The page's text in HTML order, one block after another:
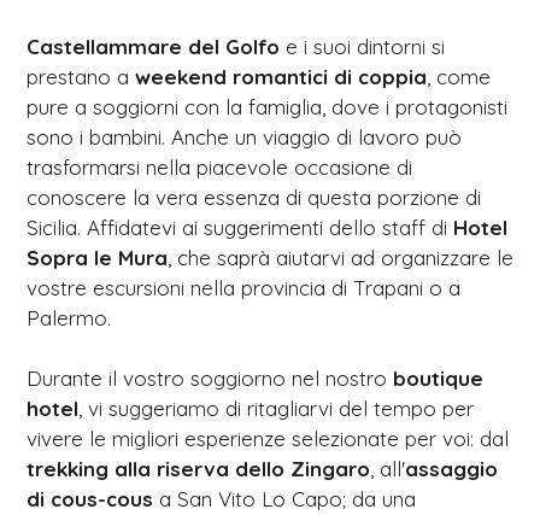
Castellammare del Golfo e i suoi dintorni si
prestano a weekend romantici di coppia , come
pure a soggiorni con la famiglia, dove i protagonisti
sono i bambini. Anche un viaggio di lavoro può
trasformarsi nella piacevole occasione di
conoscere la vera essenza di questa porzione di
Sicilia. Affidatevi ai suggerimenti dello staff di Hotel
Sopra le Mura , che saprà aiutarvi ad organizzare le
vostre escursioni nella provincia di Trapani o a
Palermo.
Durante il vostro soggiorno nel nostro boutique
hotel , vi suggeriamo di ritagliarvi del tempo per
vivere le migliori esperienze selezionate per voi: dal
trekking alla riserva dello Zingaro , all'assaggio
di cous-cous a San Vito Lo Capo; da una